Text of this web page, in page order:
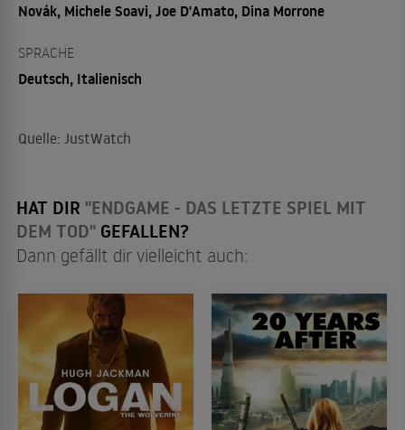
Novák, Michele Soavi, Joe D'Amato, Dina Morrone
SPRACHE
Deutsch, Italienisch
Quelle: JustWatch
HAT DIR "ENDGAME - DAS LETZTE SPIEL MIT
DEM TOD" GEFALLEN?
Dann gefällt dir vielleicht auch: